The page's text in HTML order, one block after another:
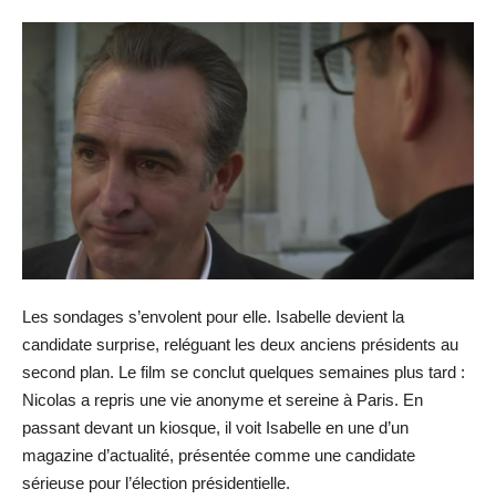
Les sondages s’envolent pour elle. Isabelle devient la
candidate surprise, reléguant les deux anciens présidents au
second plan. Le film se conclut quelques semaines plus tard :
Nicolas a repris une vie anonyme et sereine à Paris. En
passant devant un kiosque, il voit Isabelle en une d’un
magazine d’actualité, présentée comme une candidate
sérieuse pour l’élection présidentielle.